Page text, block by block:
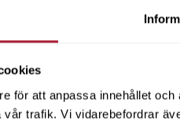
för att anpassa innehållet
trafik. Vi vidarebefordrar